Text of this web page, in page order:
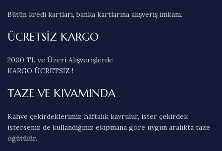
Bütün kredi kartları, banka kartlarına alışveriş imkanı.
ÜCRETSİZ KARGO
2000 TL ve Üzeri Alışverişlerde
KARGO ÜCRETSİZ !
TAZE VE KIVAMINDA
Kahve çekirdeklerimiz haftalık kavrulur, ister çekirdek
isterseniz de kullandığınız ekipmana göre uygun aralıkta taze
öğütülür.